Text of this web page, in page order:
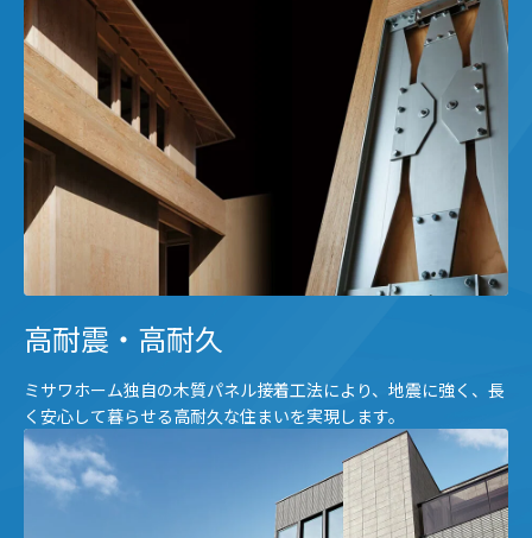
高耐震・高耐久
ミサワホーム独自の木質パネル接着工法により、地震に強く、長
く安心して暮らせる高耐久な住まいを実現します。